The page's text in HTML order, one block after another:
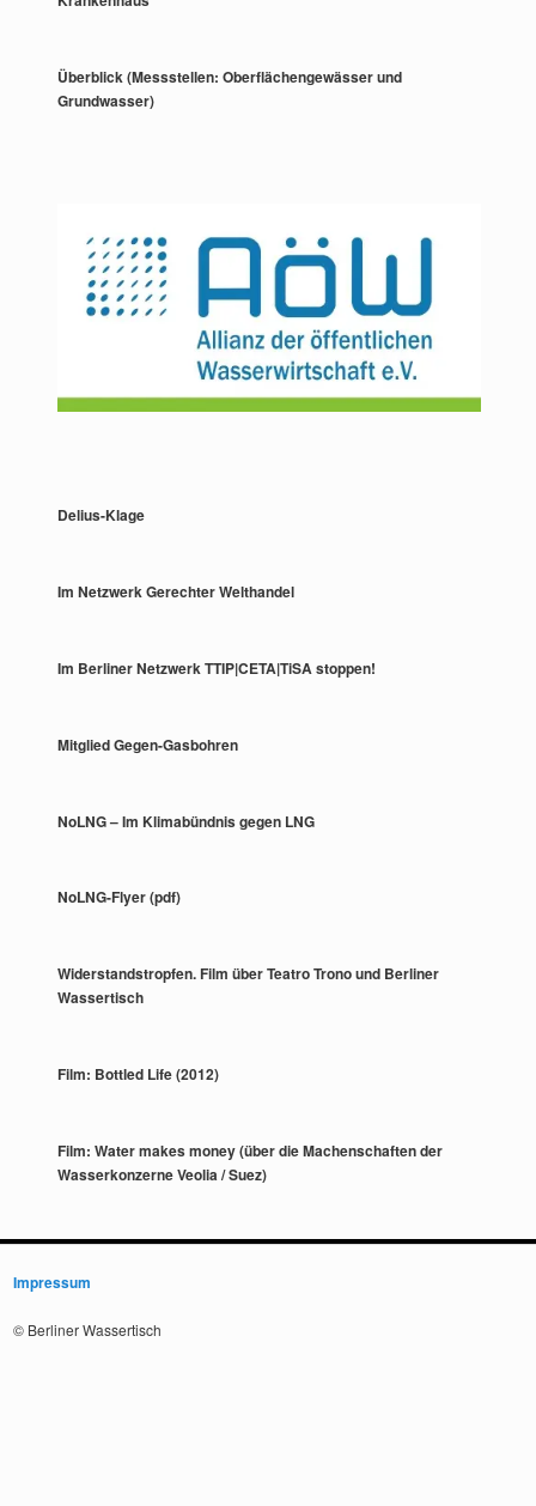
Überblick (Messstellen: Oberflächengewässer und
Grundwasser)
Delius-Klage
Im Netzwerk Gerechter Welthandel
Im Berliner Netzwerk TTIP|CETA|TiSA stoppen!
Mitglied Gegen-Gasbohren
NoLNG – Im Klimabündnis gegen LNG
NoLNG-Flyer (pdf)
Widerstandstropfen. Film über Teatro Trono und Berliner
Wassertisch
Film: Bottled Life (2012)
Film: Water makes money (über die Machenschaften der
Wasserkonzerne Veolia / Suez)
Impressum
© Berliner Wassertisch